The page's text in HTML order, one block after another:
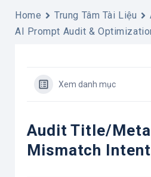
Home Trung Tâm Tài Liệu
AI Prompt Audit &
Xem danh mục
Audit Title/
Mismatch Intent